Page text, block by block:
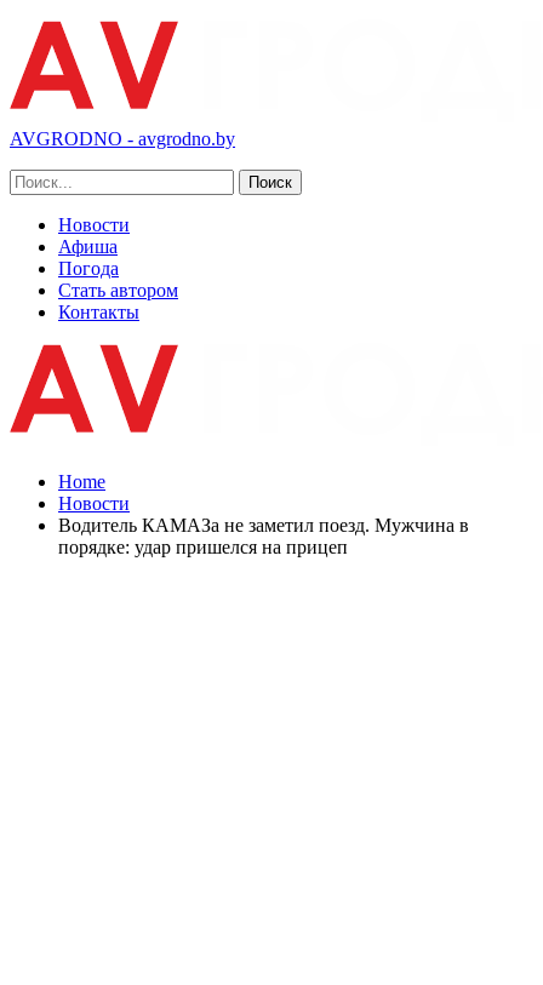
AVGRODNO - avgrodno.by
Новости
Афиша
Погода
Стать автором
Контакты
Home
Новости
Водитель КАМАЗа не заметил поезд. Мужчина в
порядке: удар пришелся на прицеп